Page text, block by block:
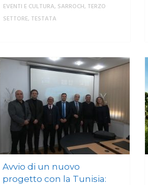
EVENTI E CULTURA, SARROCH, TERZO
SETTORE, TESTATA
Avvio di un nuovo
progetto con la Tunisia: